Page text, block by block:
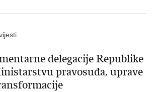
delegacije Republike
pravosuđa, uprave